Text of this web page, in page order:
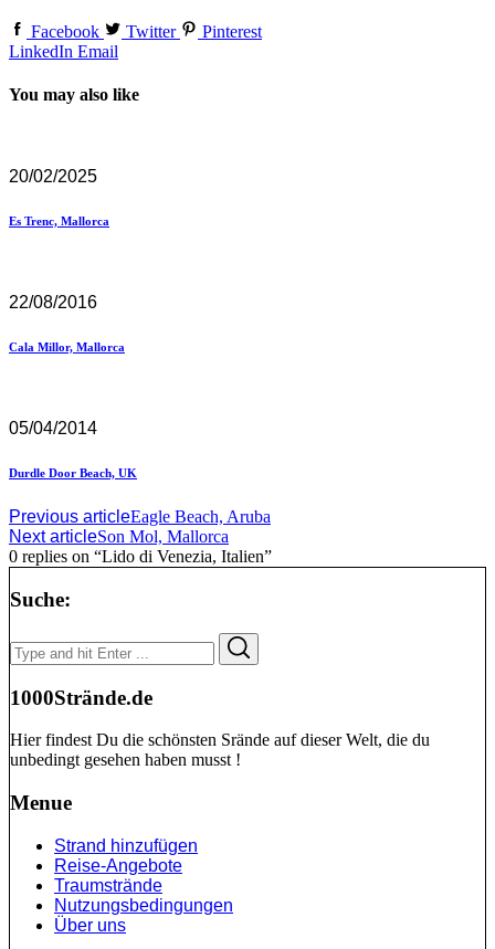
Facebook Twitter
Pinterest
LinkedIn Email
You may also like
20/02/2025
Es Trenc, Mallorca
22/08/2016
Cala Millor, Mallorca
05/04/2014
Durdle Door Beach, UK
Previous articleEagle Beach, Aruba
Next articleSon Mol, Mallorca
0 replies on “Lido di Venezia, Italien”
Suche:
Search
for:
1000Strände.de
Hier findest Du die schönsten Srände auf dieser Welt, die du
unbedingt gesehen haben musst !
Menue
Strand hinzufügen
Reise-Angebote
Traumstrände
Nutzungsbedingungen
Über uns